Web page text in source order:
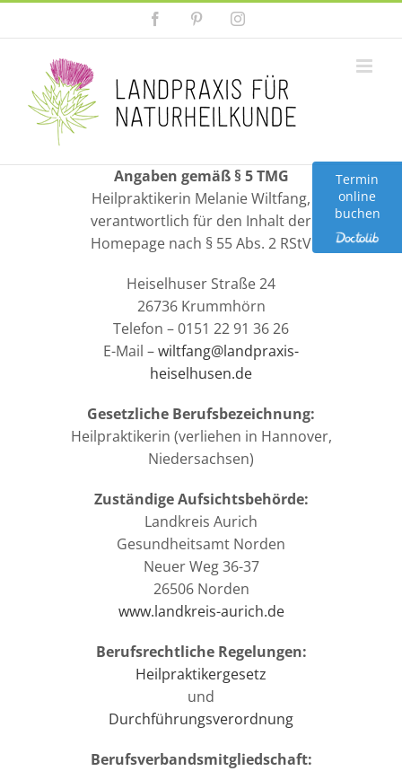
springen
FacebookPinterestInstagram
Angaben gemäß § 5 TMG
Heilpraktikerin Melanie Wiltfang,
verantwortlich für den Inhalt der
Homepage nach § 55 Abs. 2 RStV
Heiselhuser Straße 24
26736 Krummhörn
Telefon – 0151 22 91 36 26
E-Mail –wiltfang@landpraxis-
heiselhusen.de
Gesetzliche Berufsbezeichnung:
Heilpraktikerin (verliehen in Hannover,
Niedersachsen)
Zuständige Aufsichtsbehörde:
Landkreis Aurich
Gesundheitsamt Norden
Neuer Weg 36-37
26506 Norden
www.landkreis-aurich.de
Berufsrechtliche Regelungen:
Heilpraktikergesetz
und
Durchführungsverordnung
Berufsverbandsmitgliedschaft:
Termin
online
buchen